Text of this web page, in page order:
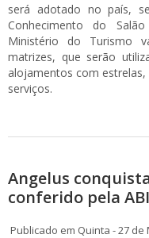
será adotado no país,
Conhecimento do
Ministério do Turismo
matrizes, que serão
alojamentos com
serviços.
Angelus
conferido pela
Publicado em Quinta - 27 de